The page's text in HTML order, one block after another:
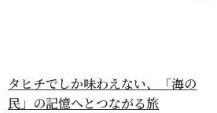
タヒチでしか味わえない、「海の
民」の記憶へとつながる旅